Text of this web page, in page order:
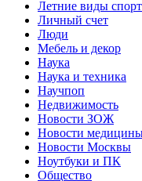
Летние виды
Личный счет
Люди
Мебель и декор
Наука
Наука и техника
Научпоп
Недвижимость
Новости ЗОЖ
Новости
Новости Москвы
Ноутбуки и ПК
Общество